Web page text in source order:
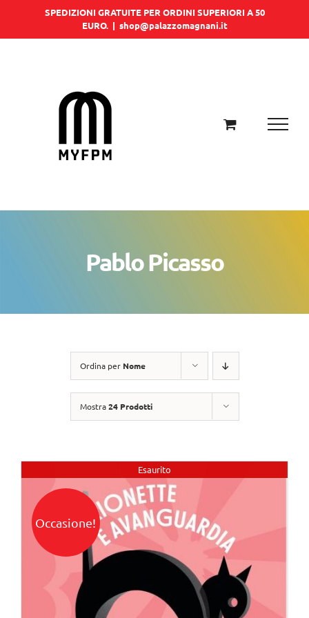
SPEDIZIONI GRATUITE PER ORDINI SUPERIORI A 50
EURO. | shop@palazzomagnani.it
Pablo Picasso
Ordina per Nome
Mostra24 Prodotti
Esaurito
Occasione!